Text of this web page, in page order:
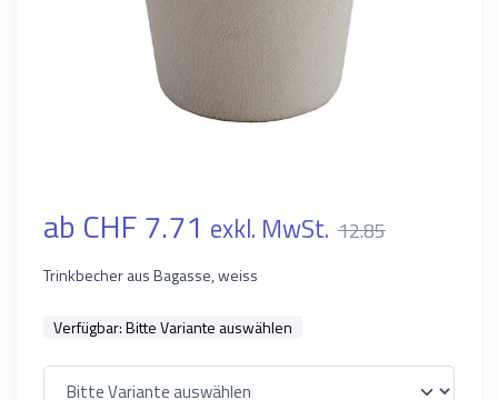
ab CHF 7.71 exkl. MwSt. 12.85
Trinkbecher aus Bagasse, weiss
Verfügbar:Bitte Variante auswählen